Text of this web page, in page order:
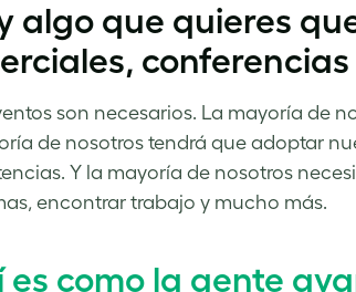
algo que quieres
son necesarios. La mayoría de
de nosotros tendrá que adoptar
Y la mayoría de nosotros
encontrar trabajo y mucho más.
es como la gente